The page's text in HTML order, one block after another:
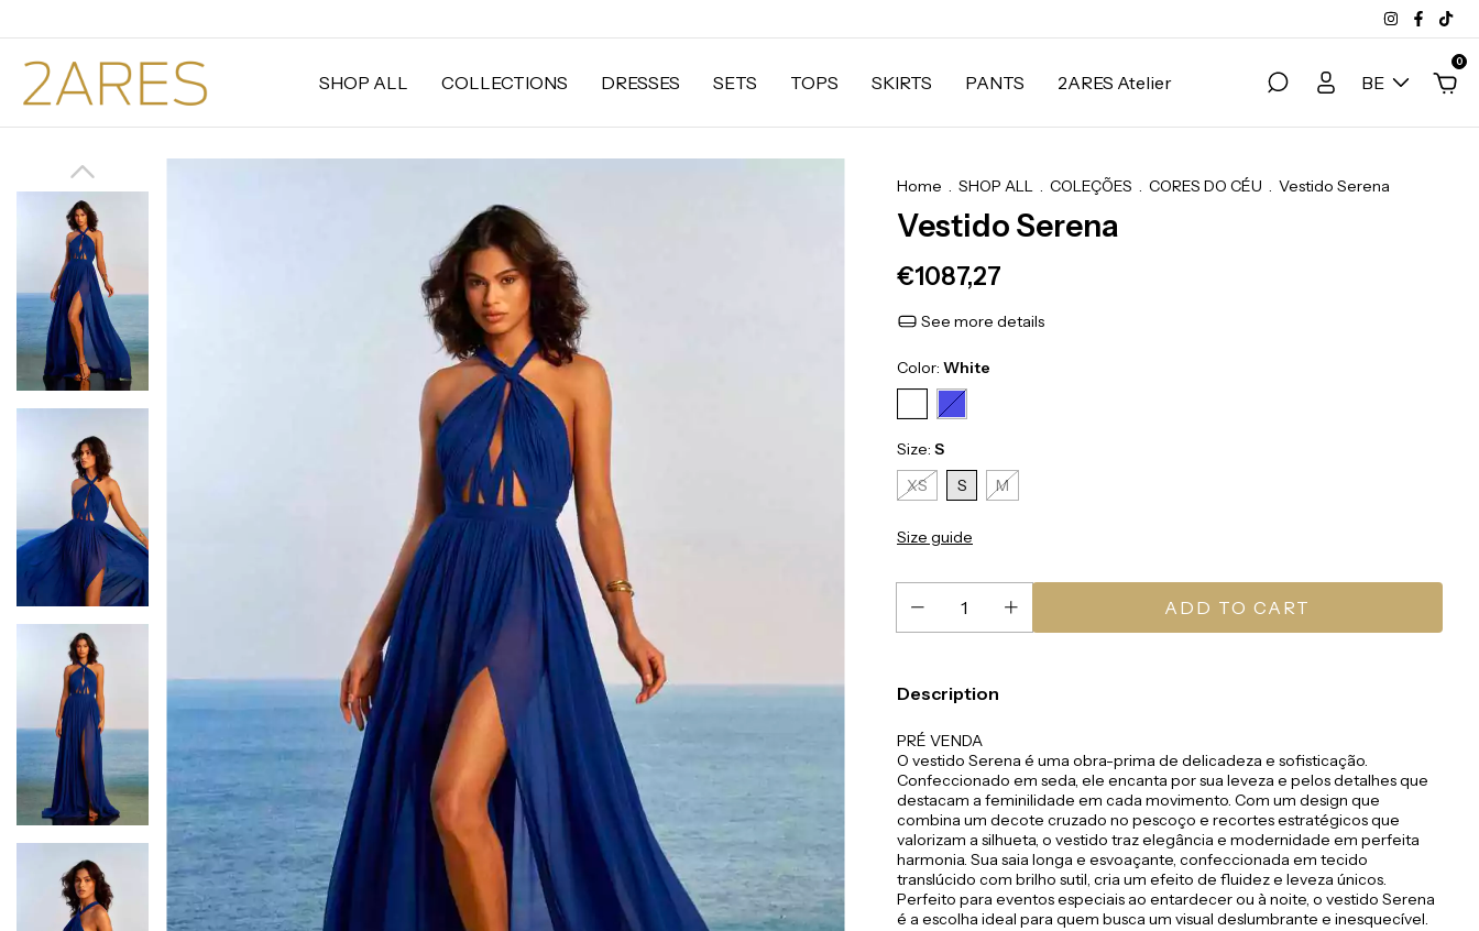
SHOP ALL COLLECTIONS DRESSES SETS TOPS SKIRTS PANTS 2ARES Atelier BE
0
Home . SHOP ALL . COLEÇÕES . CORES DO CÉU . Vestido Serena
Vestido Serena
€1087,27
See more details
Color: White
Size: S
XS
S M
Size guide
Description
PRÉ VENDA
O vestido Serena é uma obra-prima de delicadeza e sofisticação.
Confeccionado em seda, ele encanta por sua leveza e pelos detalhes que
destacam a feminilidade em cada movimento. Com um design que
combina um decote cruzado no pescoço e recortes estratégicos que
valorizam a silhueta, o vestido traz elegância e modernidade em perfeita
harmonia. Sua saia longa e esvoaçante, confeccionada em tecido
translúcido com brilho sutil, cria um efeito de fluidez e leveza únicos.
Perfeito para eventos especiais ao entardecer ou à noite, o vestido Serena
é a escolha ideal para quem busca um visual deslumbrante e inesquecível.